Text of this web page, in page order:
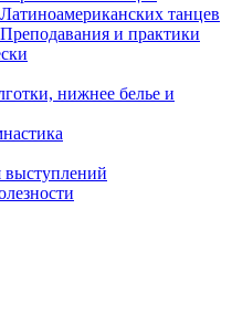
танцев
и практики
нижнее белье и
выступлений